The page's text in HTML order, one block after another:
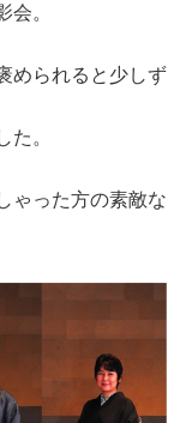
会。
められると少しず
た。
ゃった方の素敵な